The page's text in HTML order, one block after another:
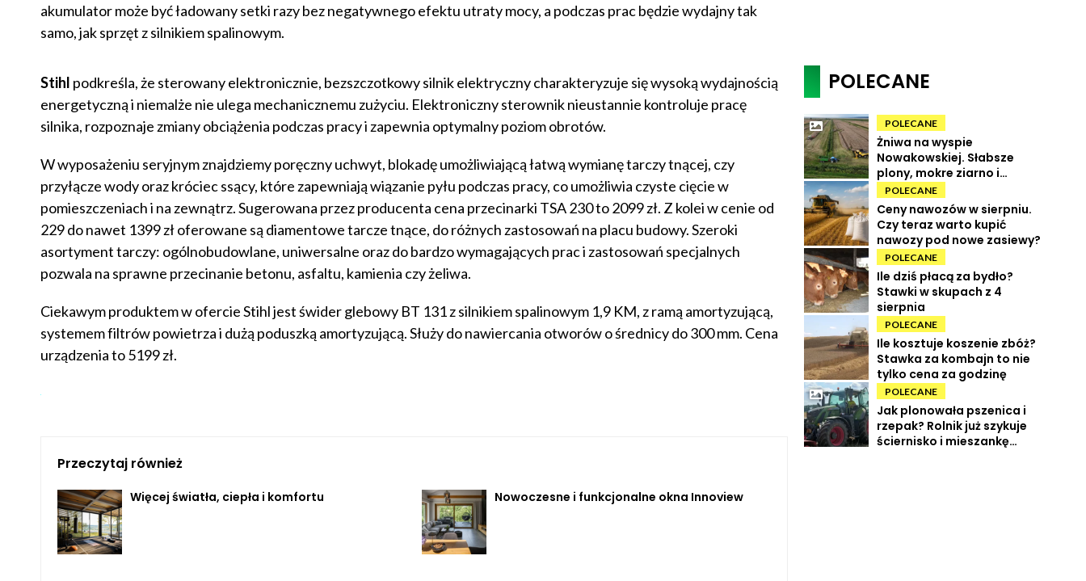
akumulator może być ładowany setki razy bez negatywnego efektu utraty mocy, a podczas prac będzie wydajny tak
samo, jak sprzęt z silnikiem spalinowym.
Stihl podkreśla, że sterowany elektronicznie, bezszczotkowy silnik elektryczny charakteryzuje się wysoką wydajnością
energetyczną i niemalże nie ulega mechanicznemu zużyciu. Elektroniczny sterownik nieustannie kontroluje pracę
silnika, rozpoznaje zmiany obciążenia podczas pracy i zapewnia optymalny poziom obrotów.
W wyposażeniu seryjnym znajdziemy poręczny uchwyt, blokadę umożliwiającą łatwą wymianę tarczy tnącej, czy
przyłącze wody oraz króciec ssący, które zapewniają wiązanie pyłu podczas pracy, co umożliwia czyste cięcie w
pomieszczeniach i na zewnątrz. Sugerowana przez producenta cena przecinarki TSA 230 to 2099 zł. Z kolei w cenie od
229 do nawet 1399 zł oferowane są diamentowe tarcze tnące, do różnych zastosowań na placu budowy. Szeroki
asortyment tarczy: ogólnobudowlane, uniwersalne oraz do bardzo wymagających prac i zastosowań specjalnych
pozwala na sprawne przecinanie betonu, asfaltu, kamienia czy żeliwa.
Ciekawym produktem w ofercie Stihl jest świder glebowy BT 131 z silnikiem spalinowym 1,9 KM, z ramą amortyzującą,
systemem filtrów powietrza i dużą poduszką amortyzującą. Służy do nawiercania otworów o średnicy do 300 mm. Cena
urządzenia to 5199 zł.
Przeczytaj również
Więcej światła, ciepła i komfortu Nowoczesne i funkcjonalne okna Innoview
POLECANE
POLECANE
Żniwa na wyspie
Nowakowskiej. Słabsze
plony, mokre ziarno i
wysokie koszty
POLECANE
Ceny nawozów w sierpniu.
Czy teraz warto kupić
nawozy pod nowe zasiewy?
POLECANE
Ile dziś płacą za bydło?
Stawki w skupach z 4
sierpnia
POLECANE
Ile kosztuje koszenie zbóż?
Stawka za kombajn to nie
tylko cena za godzinę
POLECANE
Jak plonowała pszenica i
rzepak? Rolnik już szykuje
ściernisko i mieszankę